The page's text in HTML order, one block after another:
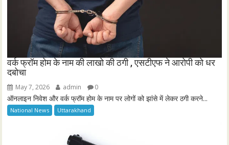
वर्क फ्रॉम होम के नाम की लाखो की ठगी , एसटीएफ ने आरोपी को धर
दबोचा
May 7, 2026 admin 0
ऑनलाइन निवेश और वर्क फ्रॉम होम के नाम पर लोगों को झांसे में लेकर ठगी करने...
National News Uttarakhand